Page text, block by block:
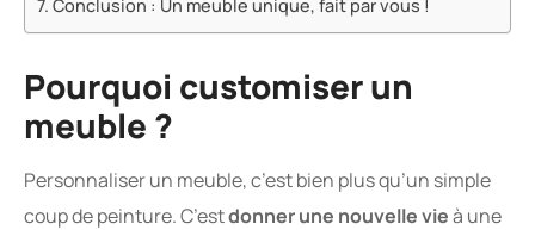
Conclusion : Un meuble unique, fait par vous !
Pourquoi customiser un
meuble ?
Personnaliser un meuble, c’est bien plus qu’un simple
coup de peinture. C’estdonner une nouvelle vieà une